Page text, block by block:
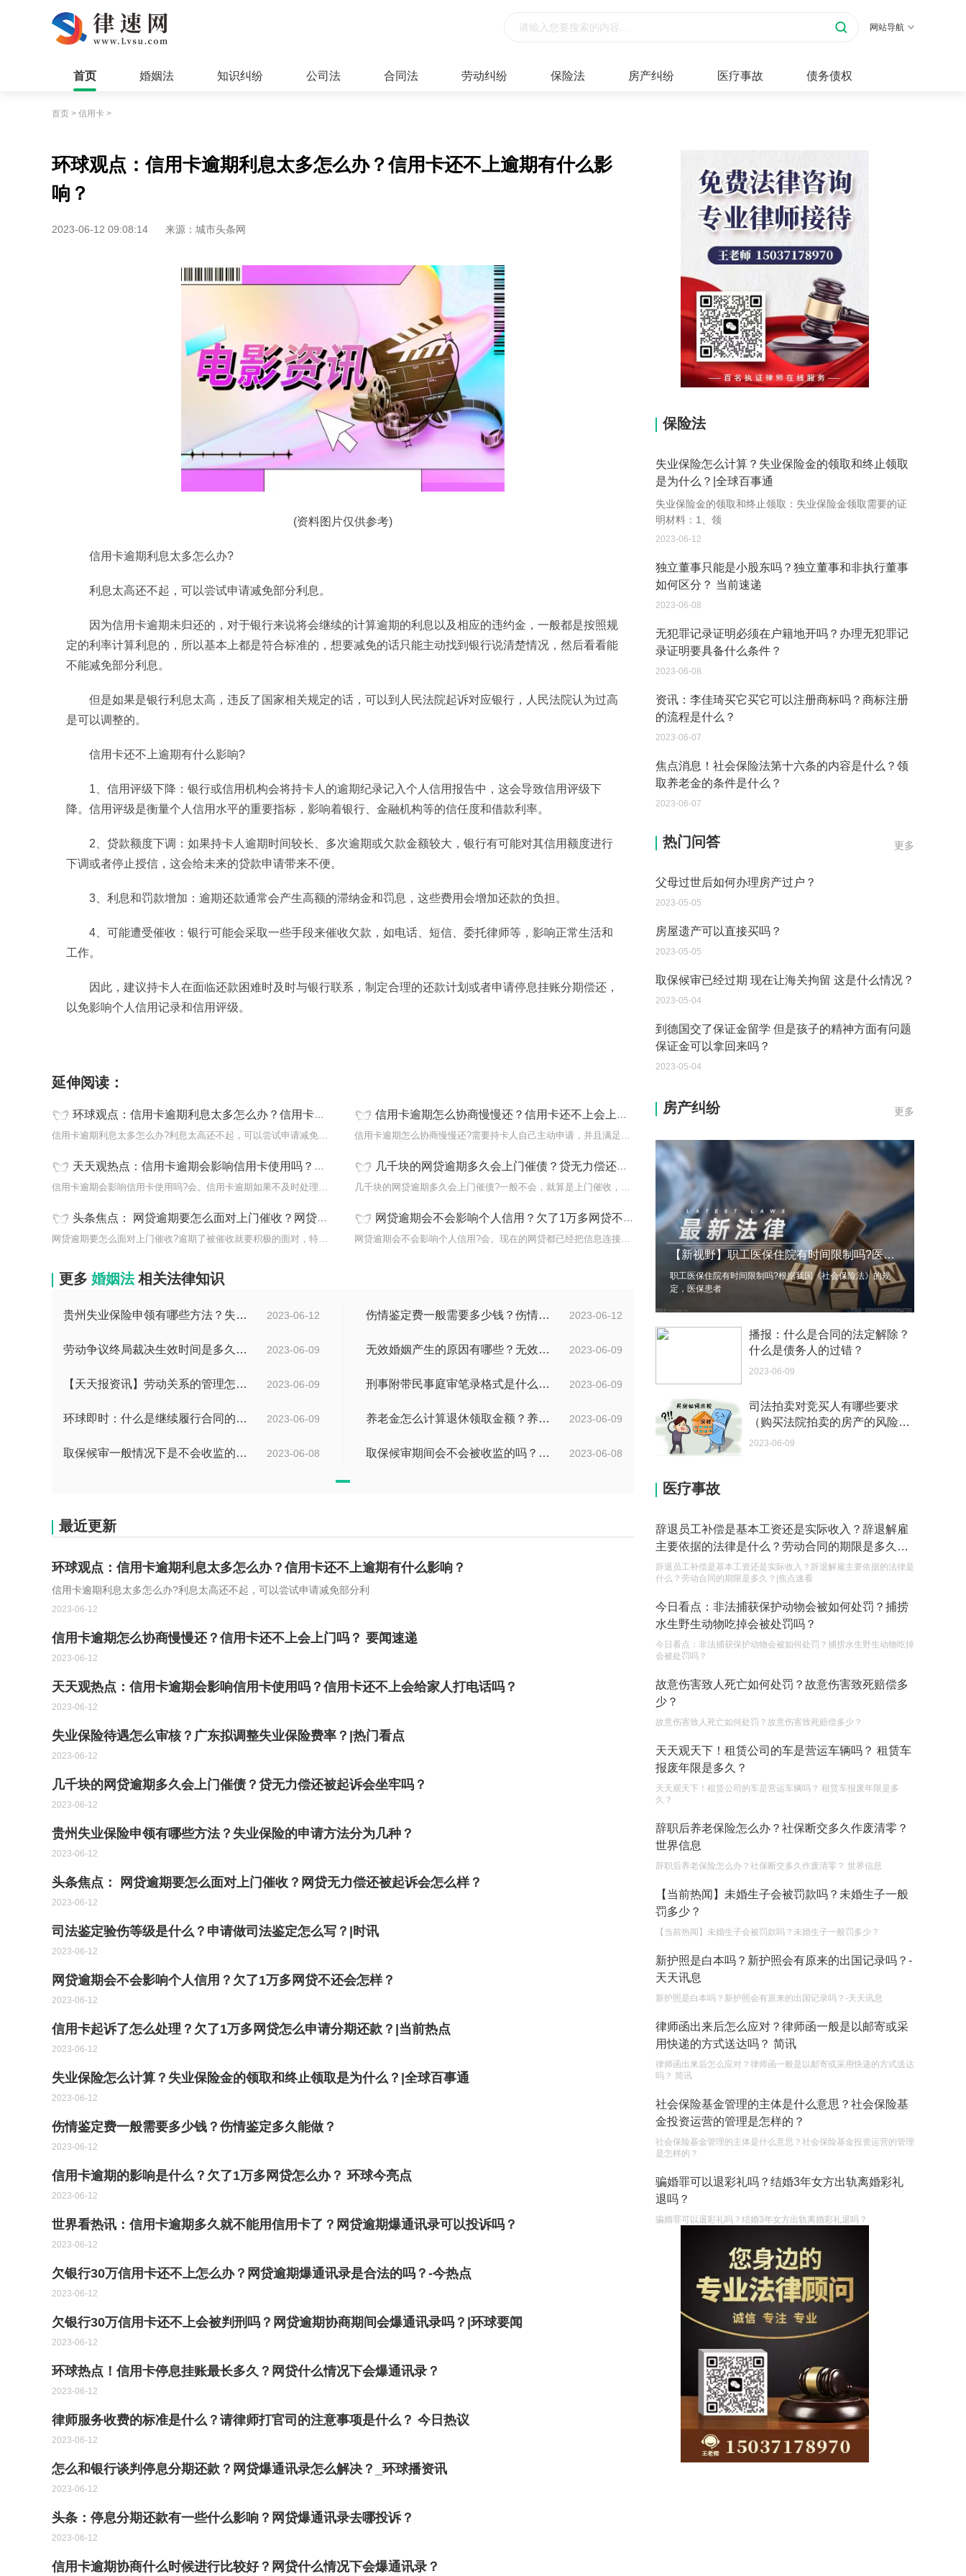
网站导航
首页 婚姻法 知识纠纷 公司法 合同法 劳动纠纷 保险法 房产纠纷 医疗事故 债务债权
首页 > 信用卡 >
环球观点：信用卡逾期利息太多怎么办？信用卡还不上逾期有什么影
响？
2023-06-12 09:08:14 来源：城市头条网
(资料图片仅供参考)
信用卡逾期利息太多怎么办?
利息太高还不起，可以尝试申请减免部分利息。
因为信用卡逾期未归还的，对于银行来说将会继续的计算逾期的利息以及相应的违约金，一般都是按照规
定的利率计算利息的，所以基本上都是符合标准的，想要减免的话只能主动找到银行说清楚情况，然后看看能
不能减免部分利息。
但是如果是银行利息太高，违反了国家相关规定的话，可以到人民法院起诉对应银行，人民法院认为过高
是可以调整的。
信用卡还不上逾期有什么影响?
1、信用评级下降：银行或信用机构会将持卡人的逾期纪录记入个人信用报告中，这会导致信用评级下
降。信用评级是衡量个人信用水平的重要指标，影响着银行、金融机构等的信任度和借款利率。
2、贷款额度下调：如果持卡人逾期时间较长、多次逾期或欠款金额较大，银行有可能对其信用额度进行
下调或者停止授信，这会给未来的贷款申请带来不便。
3、利息和罚款增加：逾期还款通常会产生高额的滞纳金和罚息，这些费用会增加还款的负担。
4、可能遭受催收：银行可能会采取一些手段来催收欠款，如电话、短信、委托律师等，影响正常生活和
工作。
因此，建议持卡人在面临还款困难时及时与银行联系，制定合理的还款计划或者申请停息挂账分期偿还，
以免影响个人信用记录和信用评级。
延伸阅读：
环球观点：信用卡逾期利息太多怎么办？信用卡还不上逾期有什么影响？
信用卡逾期利息太多怎么办?利息太高还不起，可以尝试申请减免部分利
信用卡逾期怎么协商慢慢还？信用卡还不上会上门吗？ 要闻速递
信用卡逾期怎么协商慢慢还?需要持卡人自己主动申请，并且满足协商要
天天观热点：信用卡逾期会影响信用卡使用吗？信用卡还不上会给家人打电话吗？
信用卡逾期会影响信用卡使用吗?会。信用卡逾期如果不及时处理的话，
几千块的网贷逾期多久会上门催债？贷无力偿还被起诉会坐牢吗？
几千块的网贷逾期多久会上门催债?一般不会，就算是上门催收，也一般
头条焦点： 网贷逾期要怎么面对上门催收？网贷无力偿还被起诉会怎么样？
网贷逾期要怎么面对上门催收?逾期了被催收就要积极的面对，特别是被
网贷逾期会不会影响个人信用？欠了1万多网贷不还会怎样？
网贷逾期会不会影响个人信用?会。现在的网贷都已经把信息连接到央行
更多 婚姻法 相关法律知识
2023-06-12
贵州失业保险申领有哪些方法？失业保险的申请方法分为几种？ 2023-06-12
伤情鉴定费一般需要多少钱？伤情鉴定多久能做？
2023-06-09
劳动争议终局裁决生效时间是多久？劳动争议终局裁决可以起诉吗？ 2023-06-09
无效婚姻产生的原因有哪些？无效婚姻出轨可以要求赔偿吗？ 当前滚动
2023-06-09
【天天报资讯】劳动关系的管理怎么管理？事实劳动关系的经济补偿金是什么？ 2023-06-09
刑事附带民事庭审笔录格式是什么？刑事附带民事庭审笔录是什么？ 观焦点
2023-06-09
环球即时：什么是继续履行合同的义务？合同终止与合同解除的区别有哪些？ 2023-06-09
养老金怎么计算退休领取金额？养老保险领取条件是什么？
2023-06-08
取保候审一般情况下是不会收监的吗？取保候审的条件是什么？ 世界热讯 2023-06-08
取保候审期间会不会被收监的吗？取保候审后还会被逮捕吗？
最近更新
环球观点：信用卡逾期利息太多怎么办？信用卡还不上逾期有什么影响？
信用卡逾期利息太多怎么办?利息太高还不起，可以尝试申请减免部分利
2023-06-12
信用卡逾期怎么协商慢慢还？信用卡还不上会上门吗？ 要闻速递
2023-06-12
天天观热点：信用卡逾期会影响信用卡使用吗？信用卡还不上会给家人打电话吗？
2023-06-12
失业保险待遇怎么审核？广东拟调整失业保险费率？|热门看点
2023-06-12
几千块的网贷逾期多久会上门催债？贷无力偿还被起诉会坐牢吗？
2023-06-12
贵州失业保险申领有哪些方法？失业保险的申请方法分为几种？
2023-06-12
头条焦点： 网贷逾期要怎么面对上门催收？网贷无力偿还被起诉会怎么样？
2023-06-12
司法鉴定验伤等级是什么？申请做司法鉴定怎么写？|时讯
2023-06-12
网贷逾期会不会影响个人信用？欠了1万多网贷不还会怎样？
2023-06-12
信用卡起诉了怎么处理？欠了1万多网贷怎么申请分期还款？|当前热点
2023-06-12
失业保险怎么计算？失业保险金的领取和终止领取是为什么？|全球百事通
2023-06-12
伤情鉴定费一般需要多少钱？伤情鉴定多久能做？
2023-06-12
信用卡逾期的影响是什么？欠了1万多网贷怎么办？ 环球今亮点
2023-06-12
世界看热讯：信用卡逾期多久就不能用信用卡了？网贷逾期爆通讯录可以投诉吗？
2023-06-12
欠银行30万信用卡还不上怎么办？网贷逾期爆通讯录是合法的吗？-今热点
2023-06-12
欠银行30万信用卡还不上会被判刑吗？网贷逾期协商期间会爆通讯录吗？|环球要闻
2023-06-12
环球热点！信用卡停息挂账最长多久？网贷什么情况下会爆通讯录？
2023-06-12
律师服务收费的标准是什么？请律师打官司的注意事项是什么？ 今日热议
2023-06-12
怎么和银行谈判停息分期还款？网贷爆通讯录怎么解决？_环球播资讯
2023-06-12
头条：停息分期还款有一些什么影响？网贷爆通讯录去哪投诉？
2023-06-12
信用卡逾期协商什么时候进行比较好？网贷什么情况下会爆通讯录？
保险法
失业保险怎么计算？失业保险金的领取和终止领取
是为什么？|全球百事通
失业保险金的领取和终止领取：失业保险金领取需要的证
明材料：1、领
2023-06-12
独立董事只能是小股东吗？独立董事和非执行董事
如何区分？ 当前速递
2023-06-08
无犯罪记录证明必须在户籍地开吗？办理无犯罪记
录证明要具备什么条件？
2023-06-08
资讯：李佳琦买它买它可以注册商标吗？商标注册
的流程是什么？
2023-06-07
焦点消息！社会保险法第十六条的内容是什么？领
取养老金的条件是什么？
2023-06-07
更多
热门问答
2023-05-05
2023-05-05
2023-05-05
2023-05-04
保证金可以拿回来吗？
2023-05-04
2023-05-04
谢！
2023-05-04
外国旅游签证可以在中国大使馆登记结婚吗？
2023-05-04
我可以在苏州申请护照吗？我所在的地方是云南
2023-05-04
你好 我想问一下外国人来这里工作没有护照该怎么
办？
2023-05-04
如何续签居住证 我的1月7日到期
中介说商务签转工作签证合法吗 应该向哪个国家机
关报案？
2023-05-04
2023-05-04
的企业委托外贸公司进出口贸易时，相关当事人的
权利和责任是什么？
单纯的遗产赠要缴税吗？
2023-05-05
2023-05-05
更多
房产纠纷
【新视野】职工医保住院有时间限制吗?医保费用结算程序是怎样的?
职工医保住院有时间限制吗?根据我国《社会保险法》的规
定，医保患者
播报：什么是合同的法定解除？
什么是债务人的过错？
2023-06-09
司法拍卖对竞买人有哪些要求
（购买法院拍卖的房产的风险有
哪些） 实时
2023-06-09
医疗事故
辞退员工补偿是基本工资还是实际收入？辞退解雇
主要依据的法律是什么？劳动合同的期限是多久？|
焦点速看
辞退员工补偿是基本工资还是实际收入？辞退解雇主要依据的法律是
什么？劳动合同的期限是多久？|焦点速看
今日看点：非法捕获保护动物会被如何处罚？捕捞
水生野生动物吃掉会被处罚吗？
今日看点：非法捕获保护动物会被如何处罚？捕捞水生野生动物吃掉
会被处罚吗？
故意伤害致人死亡如何处罚？故意伤害致死赔偿多
少？
故意伤害致人死亡如何处罚？故意伤害致死赔偿多少？
天天观天下！租赁公司的车是营运车辆吗？ 租赁车
报废年限是多久？
天天观天下！租赁公司的车是营运车辆吗？ 租赁车报废年限是多
久？
辞职后养老保险怎么办？社保断交多久作废清零？
世界信息
辞职后养老保险怎么办？社保断交多久作废清零？ 世界信息
【当前热闻】未婚生子会被罚款吗？未婚生子一般
罚多少？
【当前热闻】未婚生子会被罚款吗？未婚生子一般罚多少？
新护照是白本吗？新护照会有原来的出国记录吗？-
天天讯息
新护照是白本吗？新护照会有原来的出国记录吗？-天天讯息
律师函出来后怎么应对？律师函一般是以邮寄或采
用快递的方式送达吗？ 简讯
律师函出来后怎么应对？律师函一般是以邮寄或采用快递的方式送达
吗？ 简讯
社会保险基金管理的主体是什么意思？社会保险基
金投资运营的管理是怎样的？
社会保险基金管理的主体是什么意思？社会保险基金投资运营的管理
是怎样的？
骗婚罪可以退彩礼吗？结婚3年女方出轨离婚彩礼
退吗？
骗婚罪可以退彩礼吗？结婚3年女方出轨离婚彩礼退吗？